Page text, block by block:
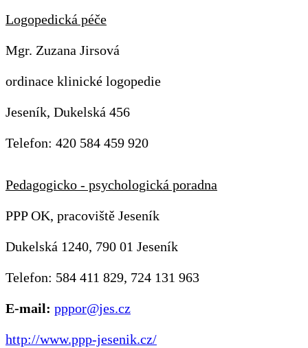
Logopedická péče
Mgr. Zuzana Jirsová
ordinace klinické logopedie
Jeseník, Dukelská 456
Telefon: 420 584 459 920
Pedagogicko - psychologická poradna
PPP OK, pracoviště Jeseník
Dukelská 1240, 790 01 Jeseník
Telefon: 584 411 829, 724 131 963
E-mail: pppor@jes.cz
http://www.ppp-jesenik.cz/